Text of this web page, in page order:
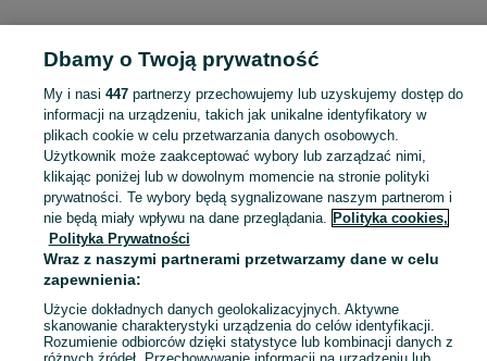
KATEGORIA
Sprzedaż perfum Gorlice ▶️ Znane marki: zapachy damskie, męskie i uniseks ✅ Nowe i używane w atrakcyjnych cenach ☝ Znajdź atrakcyjne oferty na OLX.pl! Zobacz
Mapa kategorii
Mapa miejscowości
Mapa ministron
Popularne wyszukiwania
Dbamy o Twoją prywatność
My i nasi 447partnerzy przechowujemy lub uzyskujemy dostęp do
informacji na urządzeniu, takich jak unikalne identyfikatory w
plikach cookie w celu przetwarzania danych osobowych.
Użytkownik może zaakceptować wybory lub zarządzać nimi,
klikając poniżej lub w dowolnym momencie na stronie polityki
prywatności. Te wybory będą sygnalizowane naszym partnerom i
nie będą miały wpływu na dane przeglądania. Polityka cookies,
Polityka Prywatności
Wraz z naszymi partnerami przetwarzamy dane w celu
zapewnienia:
Użycie dokładnych danych geolokalizacyjnych. Aktywne
skanowanie charakterystyki urządzenia do celów identyfikacji.
Rozumienie odbiorców dzięki statystyce lub kombinacji danych z